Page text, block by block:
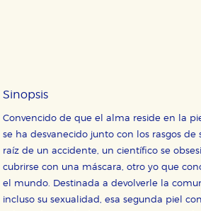
Sinopsis
Convencido de que el alma reside en la
se ha desvanecido junto con los rasgos de
raíz de un accidente, un científico se
cubrirse con una máscara, otro yo que
el mundo. Destinada a devolverle la
incluso su sexualidad, esa segunda piel